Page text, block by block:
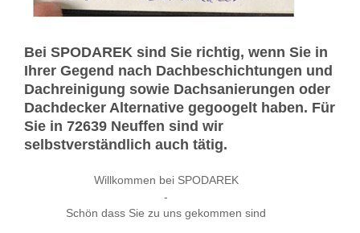
Bei SPODAREK sind Sie richtig, wenn Sie in
Ihrer Gegend nach Dachbeschichtungen und
Dachreinigung sowie Dachsanierungen oder
Dachdecker Alternative gegoogelt haben. Für
Sie in 72639 Neuffen sind wir
selbstverständlich auch tätig.
Willkommen bei SPODAREK
-
Schön dass Sie zu uns gekommen sind